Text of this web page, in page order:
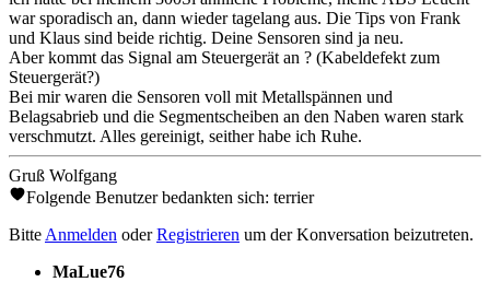
war sporadisch an, dann wieder tagelang aus. Die Tips von Frank
und Klaus sind beide richtig. Deine Sensoren sind ja neu.
Aber kommt das Signal am Steuergerät an ? (Kabeldefekt zum
Steuergerät?)
Bei mir waren die Sensoren voll mit Metallspännen und
Belagsabrieb und die Segmentscheiben an den Naben waren stark
verschmutzt. Alles gereinigt, seither habe ich Ruhe.
Gruß Wolfgang
Folgende Benutzer bedankten sich: terrier
Bitte Anmelden oderRegistrieren um der Konversation beizutreten.
MaLue76